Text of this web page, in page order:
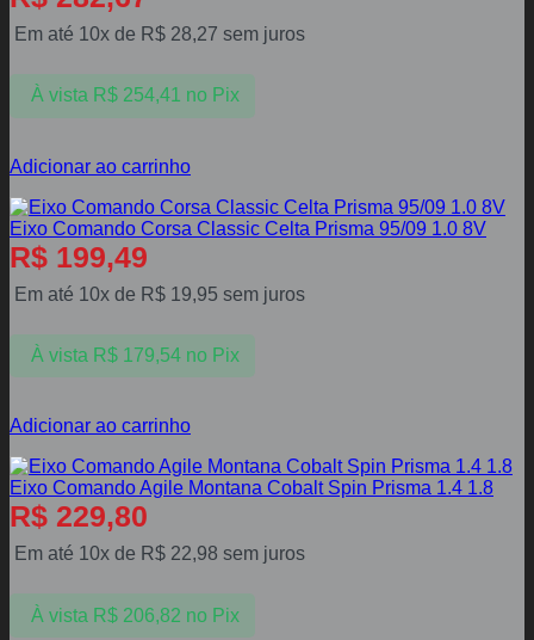
Em até 10x de R$ 28,27 sem juros
À vista R$254,41 no Pix
Adicionar ao carrinho
Eixo Comando Corsa Classic Celta Prisma 95/09 1.0 8V
R$ 199,49
Em até 10x de R$ 19,95 sem juros
À vista R$179,54 no Pix
Adicionar ao carrinho
Eixo Comando Agile Montana Cobalt Spin Prisma 1.4 1.8
R$ 229,80
Em até 10x de R$ 22,98 sem juros
À vista R$206,82 no Pix